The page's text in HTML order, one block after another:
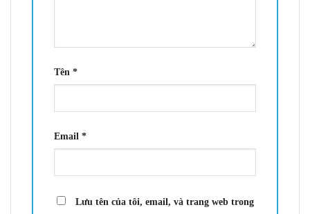
Tên *
Email *
Lưu tên của tôi, email, và trang web trong